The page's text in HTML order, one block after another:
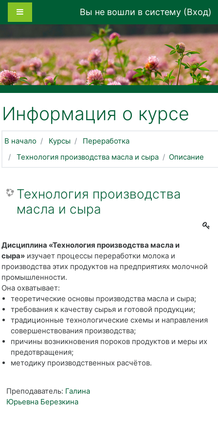
Перейти к основному содержанию
Вы не вошли в систему (Вход)
Информация о курсе
В начало Курсы
Переработка
Технология производства масла и сыра
Описание
Технология производства
масла и сыра
Дисциплина «Технология производства масла и
сыра» изучает процессы переработки молока и
производства этих продуктов на предприятиях молочной
промышленности.
Она охватывает:
теоретические основы производства масла и сыра;
требования к качеству сырья и готовой продукции;
традиционные технологические схемы и направления
совершенствования производства;
причины возникновения пороков продуктов и меры их
предотвращения;
методику производственных расчётов.
Преподаватель: Галина
Юрьевна Березкина